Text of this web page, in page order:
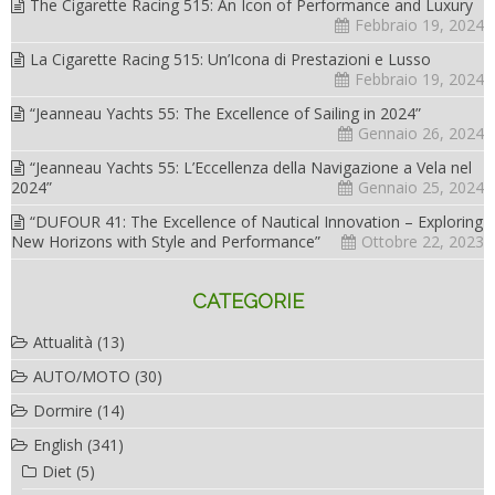
The Cigarette Racing 515: An Icon of Performance and Luxury
Febbraio 19, 2024
La Cigarette Racing 515: Un’Icona di Prestazioni e Lusso
Febbraio 19, 2024
“Jeanneau Yachts 55: The Excellence of Sailing in 2024”
Gennaio 26, 2024
“Jeanneau Yachts 55: L’Eccellenza della Navigazione a Vela nel
2024”
Gennaio 25, 2024
“DUFOUR 41: The Excellence of Nautical Innovation – Exploring
New Horizons with Style and Performance”
Ottobre 22, 2023
CATEGORIE
Attualità (13)
AUTO/MOTO (30)
Dormire (14)
English (341)
Diet (5)